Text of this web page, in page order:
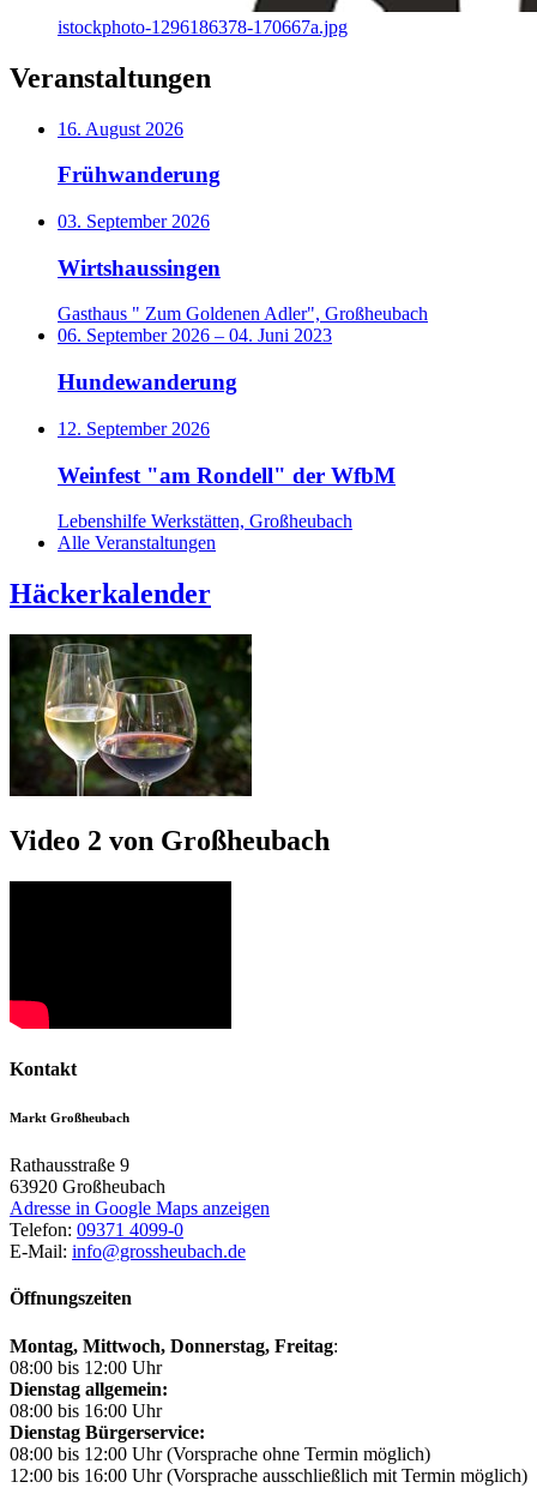
istockphoto-1296186378-170667a.jpg
Veranstaltungen
16. August 2026
Frühwanderung
03. September 2026
Wirtshaussingen
Gasthaus " Zum Goldenen Adler", Großheubach
06. September 2026 – 04. Juni 2023
Hundewanderung
12. September 2026
Weinfest "am Rondell" der WfbM
Lebenshilfe Werkstätten, Großheubach
Alle Veranstaltungen
Häckerkalender
Video 2 von Großheubach
Kontakt
Markt Großheubach
Rathausstraße 9
63920 Großheubach
Adresse in Google Maps anzeigen
Telefon: 09371 4099-0
E-Mail: info@grossheubach.de
Öffnungszeiten
Montag, Mittwoch, Donnerstag, Freitag:
08:00 bis 12:00 Uhr
Dienstag allgemein:
08:00 bis 16:00 Uhr
Dienstag Bürgerservice:
08:00 bis 12:00 Uhr (Vorsprache ohne Termin möglich)
12:00 bis 16:00 Uhr (Vorsprache ausschließlich mit Termin möglich)